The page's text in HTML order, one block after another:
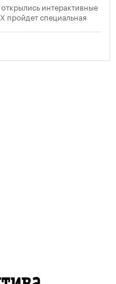
интерактивные
пройдет специальная